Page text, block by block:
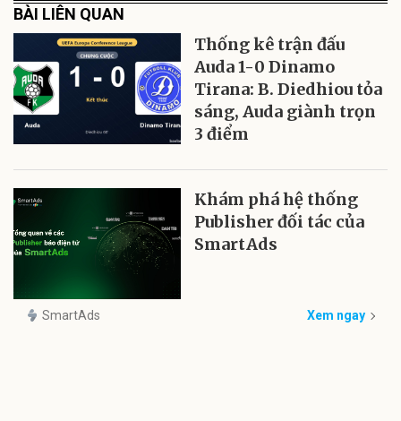
BÀI LIÊN QUAN
Thống kê trận đấu
Auda 1-0 Dinamo
Tirana: B. Diedhiou tỏa
sáng, Auda giành trọn
3 điểm
Khám phá hệ thống
Publisher đối tác của
SmartAds
SmartAds Xem ngay